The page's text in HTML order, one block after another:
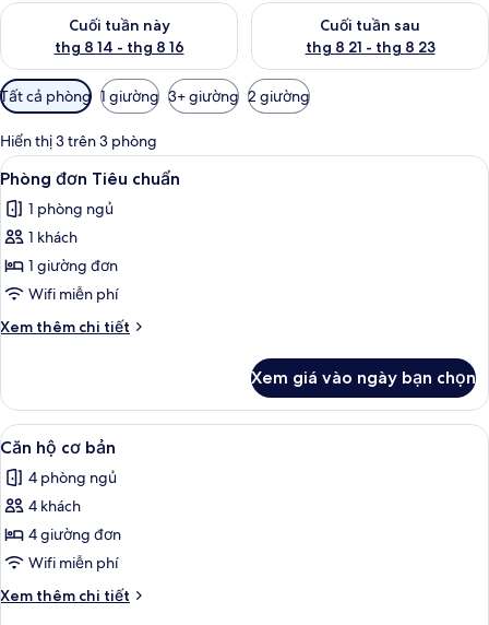
Cuối tuần này
thg 8 14 - thg 8 16
Kiểm tra lượng phòng cuối tuần này từ thg 8 14 - thg 8 16
Cuối tuần sau
thg 8 21 - thg 8 23
Kiểm tra lượng phòng cuối
Bộ
lọc
có
thể
dùng
để
lọc
tìm
phòng
Tất cả phòng 1 giường 3+ giường 2 giường
Hiển thị 3 trên 3 phòng
Xem
tất
cả
ảnh
Phòng
đơn
Tiêu
chuẩn
Chăn bông, bàn, khu vực làm việc
15
Phòng đơn Tiêu chuẩn
1 phòng ngủ
1 khách
1 giường đơn
Wifi miễn phí
Xem thêm chi tiết
Chi
Phòng
đơn
Tiêu
Xem giá vào ngày bạn chọn
Xem
tất
cả
ảnh
Căn
hộ
cơ
bản
Chăn bông, bàn, khu vực làm việc
4
Căn hộ cơ bản
4 phòng ngủ
4 khách
4 giường đơn
Wifi miễn phí
Xem thêm chi tiết
Chi